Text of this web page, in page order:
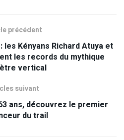
précédent
les Kényans Richard Atuya et
les records du mythique
vertical
suivant
ans, découvrez le premier
du trail